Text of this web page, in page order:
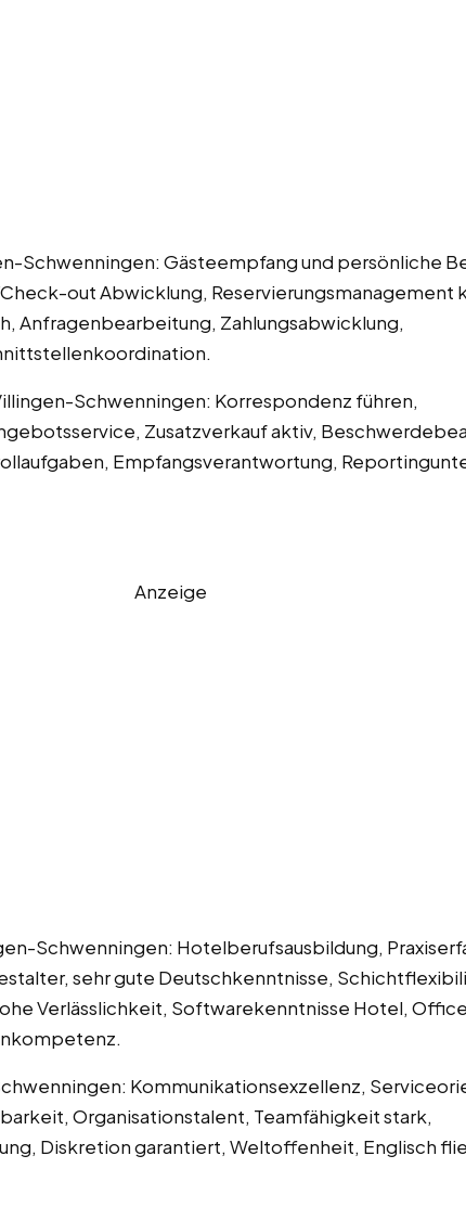
Schwenningen: Gästeempfang und persönliche
out Abwicklung, Reservierungsmanagement
Anfragenbearbeitung, Zahlungsabwicklung,
Schwenningen: Korrespondenz führen,
Zusatzverkauf aktiv,
Empfangsverantwortung,
Anzeige
Schwenningen: Hotelberufsausbildung,
sehr gute Deutschkenntnisse,
Verlässlichkeit, Softwarekenntnisse Hotel,
Kommunikationsexzellenz,
Organisationstalent, Teamfähigkeit stark,
Diskretion garantiert, Weltoffenheit, Englisch